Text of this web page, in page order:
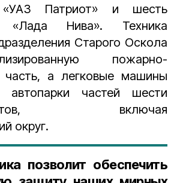
Патриот» и шесть
«Лада Нива». Техника
Старого Оскола
пожарно-
часть, а легковые машины
автопарки частей шести
включая
округ.
позволит обеспечить